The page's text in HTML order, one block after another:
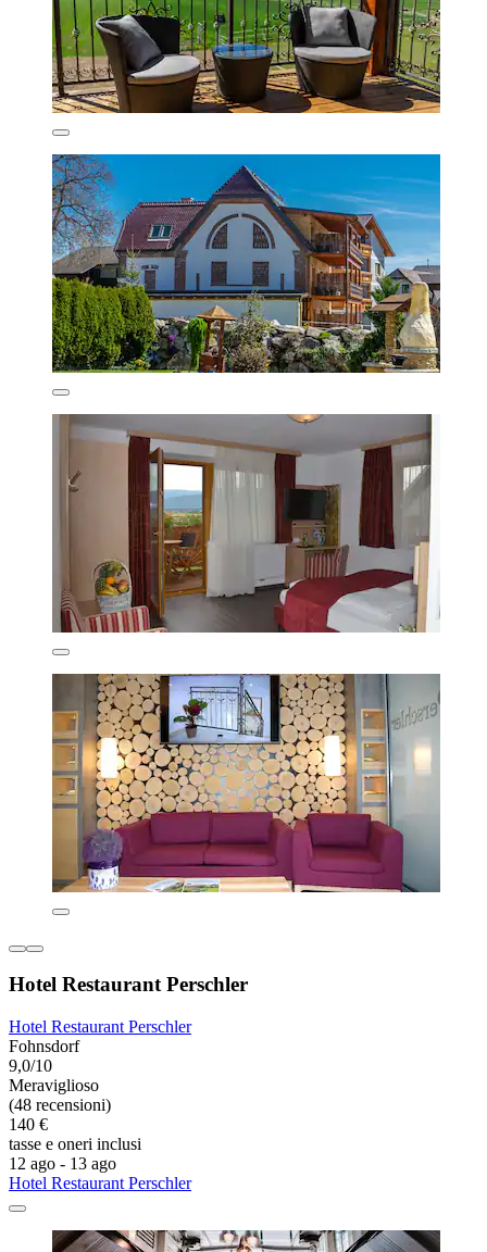
Hotel Restaurant Perschler
Hotel Restaurant Perschler
Fohnsdorf
9,0/10
Meraviglioso
(48 recensioni)
140 €
tasse e oneri inclusi
12 ago - 13 ago
Hotel Restaurant Perschler